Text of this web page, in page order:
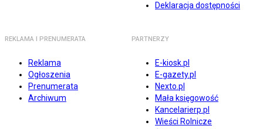
Deklaracja dostępności
REKLAMA I PRENUMERATA
Reklama
Ogłoszenia
Prenumerata
Archiwum
PARTNERZY
E-kiosk.pl
E-gazety.pl
Nexto.pl
Mała księgowość
Kancelarierp.pl
Wieści Rolnicze